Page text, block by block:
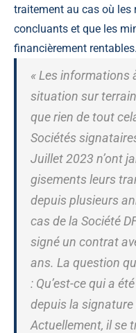
traitement au cas où les
concluants et que les
financièrement rentables.
« Les informations
situation sur
que rien de tout
Sociétés
Juillet 2023 n’ont
gisements leurs
depuis plusieurs
cas de la Société
signé un contrat
ans. La question
: Qu’est-ce qui a
depuis la
Actuellement, il se